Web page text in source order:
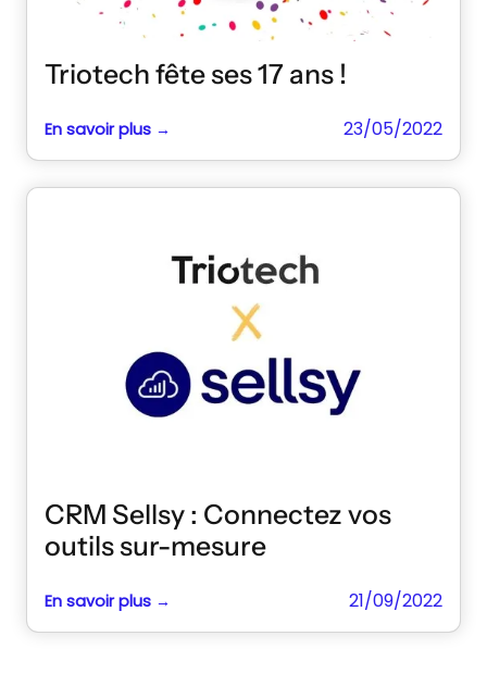
Triotech fête ses 17 ans !
En savoir plus → 23/05/2022
CRM Sellsy : Connectez vos
outils sur-mesure
En savoir plus → 21/09/2022